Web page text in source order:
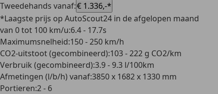
Tweedehands vanaf:€ 1.336,-*
*Laagste prijs op AutoScout24 in de afgelopen maand
van 0 tot 100 km/u:6.4 - 17.7s
Maximumsnelheid:150 - 250 km/h
CO2-uitstoot (gecombineerd):103 - 222 g CO2/km
Verbruik (gecombineerd):3.9 - 9.3 l/100km
Afmetingen (l/b/h) vanaf:3850 x 1682 x 1330 mm
Portieren:2 - 6